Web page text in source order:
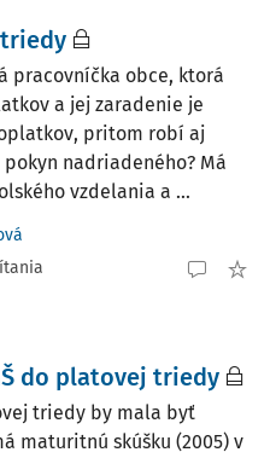
pracovníčka obce, ktorá
a jej zaradenie je
pritom robí aj
nadriadeného? Má
vzdelania a ...
do platovej triedy
triedy by mala byť
maturitnú skúšku (2005) v